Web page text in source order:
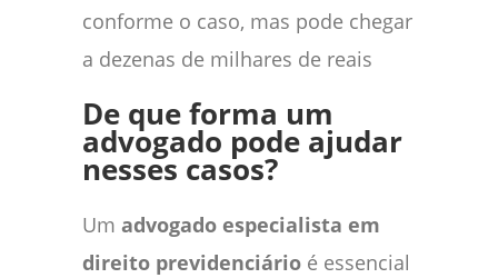
conforme o caso, mas pode chegar
a dezenas de milhares de reais
De que forma um
advogado pode ajudar
nesses casos?
Um advogado especialista em
direito previdenciário é essencial